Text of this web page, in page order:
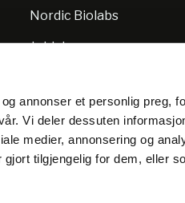
annonser et personlig preg,
Vi deler dessuten
medier, annonsering og
tilgjengelig for dem, eller
Nordic Biolabs
Jobb hos oss